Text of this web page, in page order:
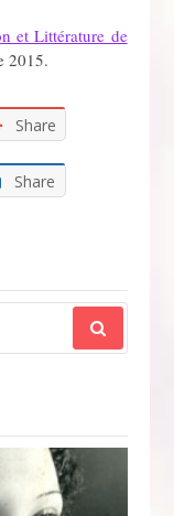
et Littérature de
2015.
Share
Share